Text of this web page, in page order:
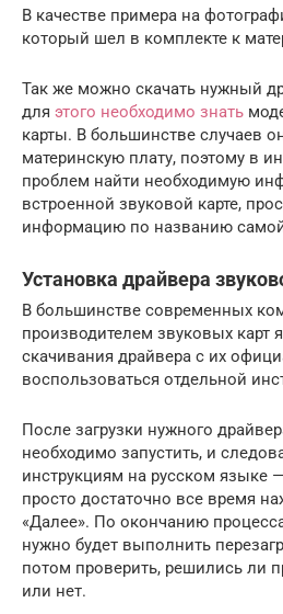
В качестве примера на
который шел в комплекте к
Так же можно скачать нужный
для этого необходимо знать
карты. В большинстве случаев
материнскую плату, поэтому в
проблем найти необходимую
встроенной звуковой карте,
информацию по названию
Установка драйвера
В большинстве современных
производителем звуковых карт
скачивания драйвера с их
воспользоваться отдельной
После загрузки нужного
необходимо запустить, и
инструкциям на русском языке
просто достаточно все время
«Далее». По окончанию
нужно будет выполнить
потом проверить, решились ли
или нет.